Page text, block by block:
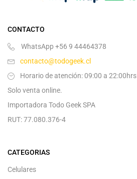
CONTACTO
WhatsApp +56 9 44464378
contacto@todogeek.cl
Horario de atención: 09:00 a 22:00hrs
Solo venta online.
Importadora Todo Geek SPA
RUT: 77.080.376-4
CATEGORIAS
Celulares